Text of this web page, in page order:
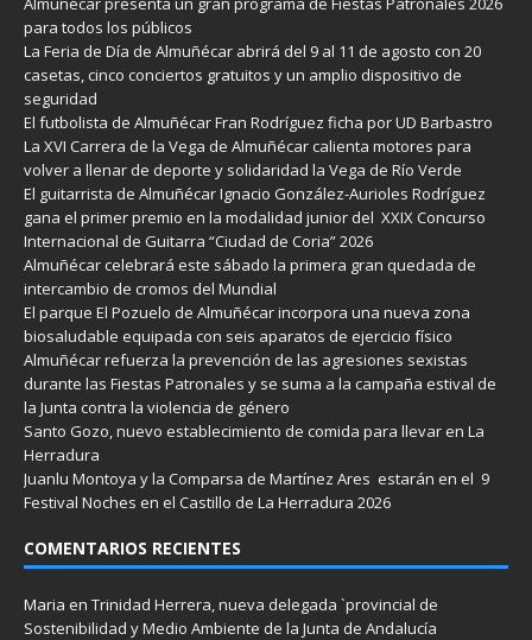
para todos los públicos
La Feria de Día de Almuñécar abrirá del 9 al 11 de agosto con 20
casetas, cinco conciertos gratuitos y un amplio dispositivo de
seguridad
El futbolista de Almuñécar Fran Rodríguez ficha por UD Barbastro
La XVI Carrera de la Vega de Almuñécar calienta motores para
volver a llenar de deporte y solidaridad la Vega de Río Verde
El guitarrista de Almuñécar Ignacio González-Aurioles Rodríguez
gana el primer premio en la modalidad junior del XXIX Concurso
Internacional de Guitarra “Ciudad de Coria” 2026
Almuñécar celebrará este sábado la primera gran quedada de
intercambio de cromos del Mundial
El parque El Pozuelo de Almuñécar incorpora una nueva zona
biosaludable equipada con seis aparatos de ejercicio físico
Almuñécar refuerza la prevención de las agresiones sexistas
durante las Fiestas Patronales y se suma a la campaña estival de
la Junta contra la violencia de género
Santo Gozo, nuevo establecimiento de comida para llevar en La
Herradura
Juanlu Montoya y la Comparsa de Martínez Ares estarán en el 9
Festival Noches en el Castillo de La Herradura 2026
COMENTARIOS RECIENTES
Maria en Trinidad Herrera, nueva delegada `provincial de
Sostenibilidad y Medio Ambiente de la Junta de Andalucía